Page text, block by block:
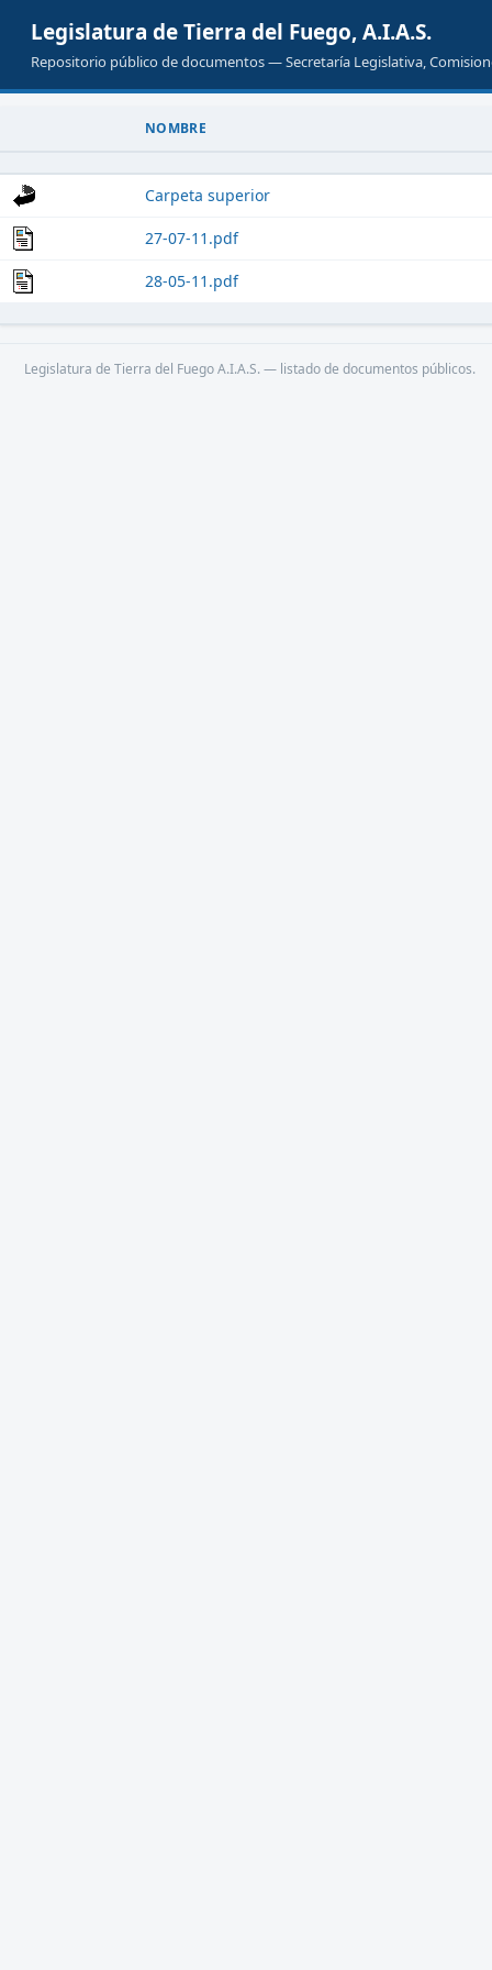
Legislatura de Tierra del Fuego, A.I.A.S.
Repositorio público de documentos — Secretaría Legislativa,
NOMBRE
Carpeta superior
27-07-11.pdf
28-05-11.pdf
Legislatura de Tierra del Fuego A.I.A.S. — listado de documentos públicos.